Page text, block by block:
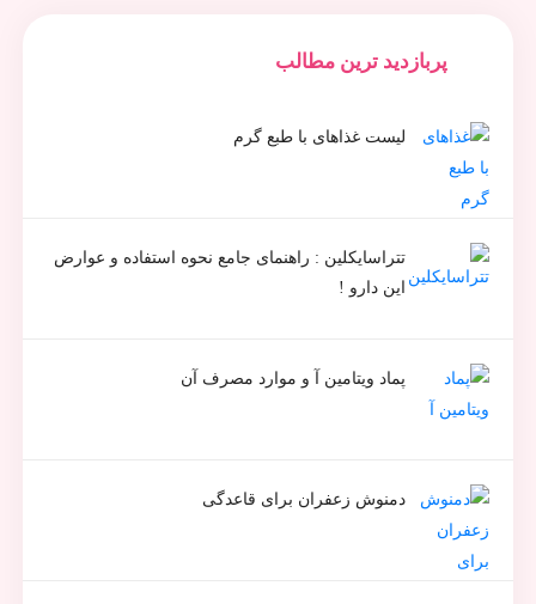
پربازدید ترین مطالب
لیست غذاهای با طبع گرم
تتراسایکلین : راهنمای جامع نحوه استفاده و عوارض
این دارو !
پماد ویتامین آ و موارد مصرف آن
دمنوش زعفران برای قاعدگی